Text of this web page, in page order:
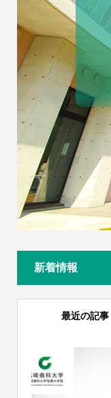
新着情報
最近の記事